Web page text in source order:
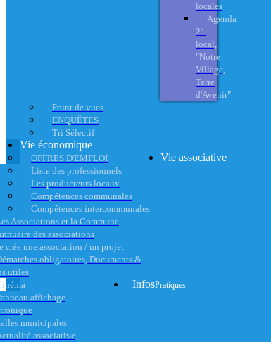
locales
Agenda
21
local,
"Notre
Village,
Terre
d'Avenir"
Point de vues
ENQUÊTES
Tri Sélectif
Vie économique
OFFRES D'EMPLOI
Liste des professionnels
Les producteurs locaux
Compétences communales
Compétences intercommunales
Vie associative
Associations et la Commune
des associations
crée une association / un projet
obligatoires, Documents &
utiles
affichage
municipales
associative
InfosPratiques